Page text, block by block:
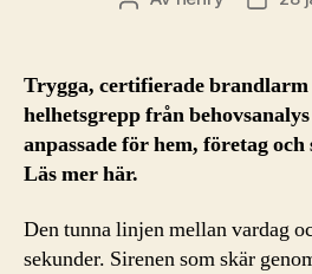
Trygga, certifierade
helhetsgrepp från
anpassade för hem, företag
Läs mer här.
Den tunna linjen mellan vardag
sekunder. Sirenen som skär